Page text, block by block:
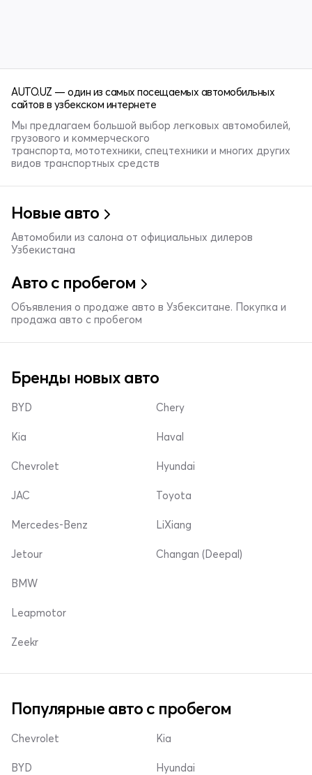
AUTO.UZ — один из самых посещаемых автомобильных
сайтов в узбекском интернете
Мы предлагаем большой выбор легковых автомобилей,
грузового и коммерческого
транспорта, мототехники, спецтехники и многих других
видов транспортных средств
Новые авто
Автомобили из салона от официальных дилеров
Узбекистана
Авто с пробегом
Объявления о продаже авто в Узбекситане. Покупка и
продажа авто с пробегом
Бренды новых авто
BYD
Kia
Chevrolet
Chery
Haval
Hyundai
JAC
Mercedes-Benz
Jetour
Toyota
LiXiang
Changan (Deepal)
BMW
Leapmotor
Zeekr
Популярные авто с пробегом
Chevrolet
BYD
Kia
Hyundai